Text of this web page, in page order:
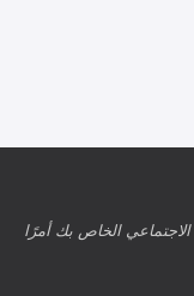
الخاص بك أمرًا